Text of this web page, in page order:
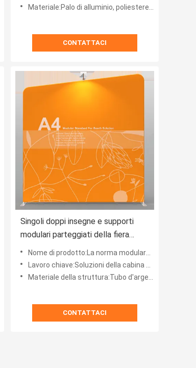
Materiale:Palo di alluminio, poliestere 100%
CONTATTACI
Singoli doppi insegne e supporti
modulari parteggiati della fiera
commerciale delle esposizioni di
abitudine 270gsm
Nome di prodotto:La norma modulare su misura dell'esposizione della fiera di dimensione ha graduato le insegne second
Lavoro chiave:Soluzioni della cabina di mostra, cabina dell'esposizione della fiera commerciale
Materiale della struttura:Tubo d'argento della lega di alluminio
CONTATTACI